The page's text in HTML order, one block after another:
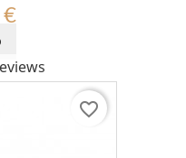
favorite_border